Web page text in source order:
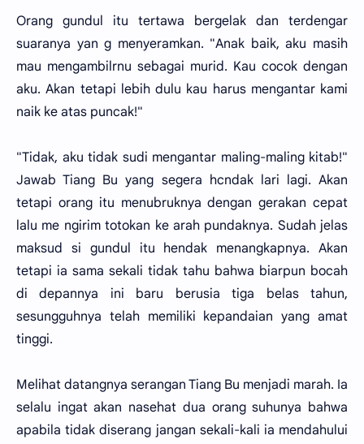
Orang gundul itu tertawa bergelak dan terdengar
suaranya yan g menyeramkan. "Anak baik, aku masih
mau mengambilrnu sebagai murid. Kau cocok dengan
aku. Akan tetapi lebih dulu kau harus mengantar kami
naik ke atas puncak!"
"Tidak, aku tidak sudi mengantar maling-maling kitab!"
Jawab Tiang Bu yang segera hcndak lari lagi. Akan
tetapi orang itu menubruknya dengan gerakan cepat
lalu me ngirim totokan ke arah pundaknya. Sudah jelas
maksud si gundul itu hendak menangkapnya. Akan
tetapi ia sama sekali tidak tahu bahwa biarpun bocah
di depannya ini baru berusia tiga belas tahun,
sesungguhnya telah memiliki kepandaian yang amat
tinggi.
Melihat datangnya serangan Tiang Bu menjadi marah. Ia
selalu ingat akan nasehat dua orang suhunya bahwa
apabila tidak diserang jangan sekali-kali ia mendahului